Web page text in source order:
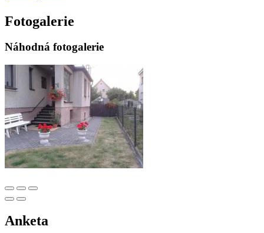
Fotogalerie
Náhodná fotogalerie
Anketa